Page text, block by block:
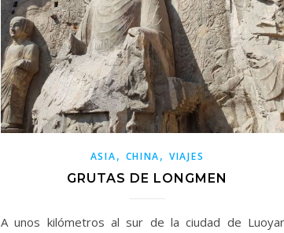
ASIA, CHINA,VIAJES
GRUTAS DE LONGMEN
A unos kilómetros al sur de la ciudad de